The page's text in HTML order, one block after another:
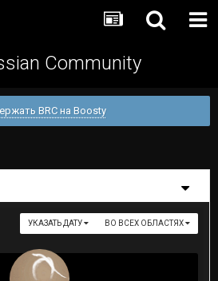
Community
BRC на Boosty
ВО ВСЕХ ОБЛАСТЯХ
УКАЗАТЬ ДАТУ